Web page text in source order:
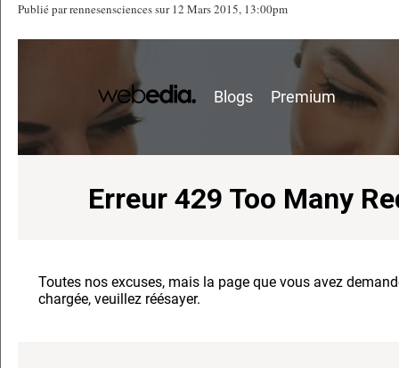
Publié par rennesensciences sur 12 Mars 2015, 13:00pm